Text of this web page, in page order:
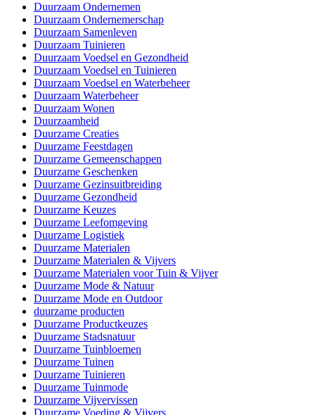
Duurzaam Ondernemen
Duurzaam Ondernemerschap
Duurzaam Samenleven
Duurzaam Tuinieren
Duurzaam Voedsel en Gezondheid
Duurzaam Voedsel en Tuinieren
Duurzaam Voedsel en Waterbeheer
Duurzaam Waterbeheer
Duurzaam Wonen
Duurzaamheid
Duurzame Creaties
Duurzame Feestdagen
Duurzame Gemeenschappen
Duurzame Geschenken
Duurzame Gezinsuitbreiding
Duurzame Gezondheid
Duurzame Keuzes
Duurzame Leefomgeving
Duurzame Logistiek
Duurzame Materialen
Duurzame Materialen & Vijvers
Duurzame Materialen voor Tuin & Vijver
Duurzame Mode & Natuur
Duurzame Mode en Outdoor
duurzame producten
Duurzame Productkeuzes
Duurzame Stadsnatuur
Duurzame Tuinbloemen
Duurzame Tuinen
Duurzame Tuinieren
Duurzame Tuinmode
Duurzame Vijvervissen
Duurzame Voeding & Vijvers